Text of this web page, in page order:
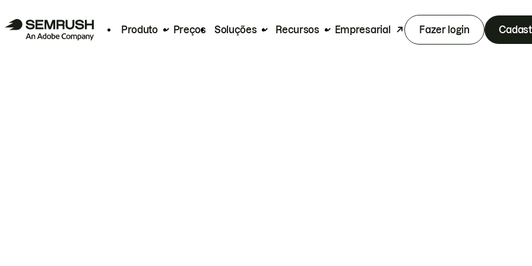
Produto Preços Soluções Recursos Empresarial Fazer login